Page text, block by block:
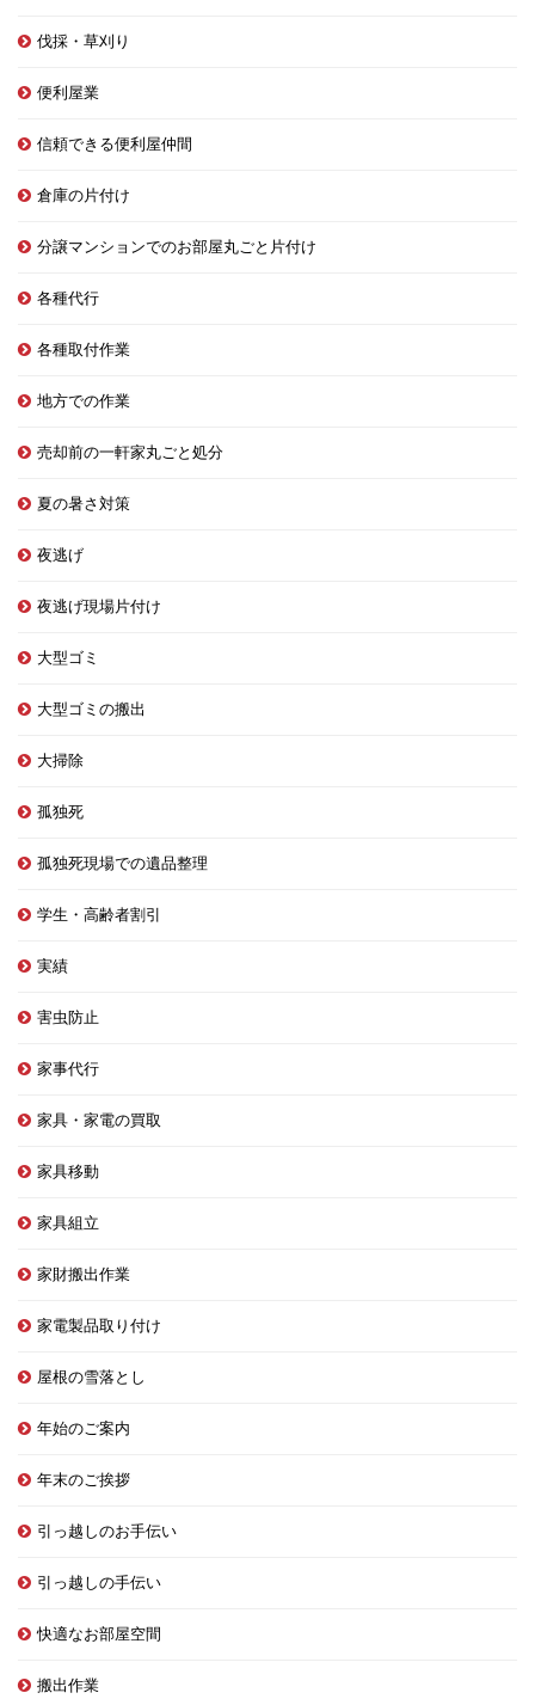
伐採・草刈り
便利屋業
信頼できる便利屋仲間
倉庫の片付け
分譲マンションでのお部屋丸ごと片付け
各種代行
各種取付作業
地方での作業
売却前の一軒家丸ごと処分
夏の暑さ対策
夜逃げ
夜逃げ現場片付け
大型ゴミ
大型ゴミの搬出
大掃除
孤独死
孤独死現場での遺品整理
学生・高齢者割引
実績
害虫防止
家事代行
家具・家電の買取
家具移動
家具組立
家財搬出作業
家電製品取り付け
屋根の雪落とし
年始のご案内
年末のご挨拶
引っ越しのお手伝い
引っ越しの手伝い
快適なお部屋空間
搬出作業